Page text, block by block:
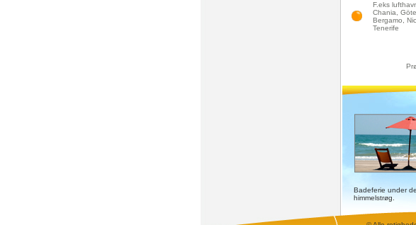
F.eks
Chania,
Bergamo,
Tenerife
Badeferie under
himmelstrøg.